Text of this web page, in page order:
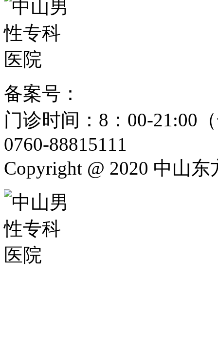
备案号：
门诊时间：8：00-21:00
0760-88815111
Copyright @ 2020 中山